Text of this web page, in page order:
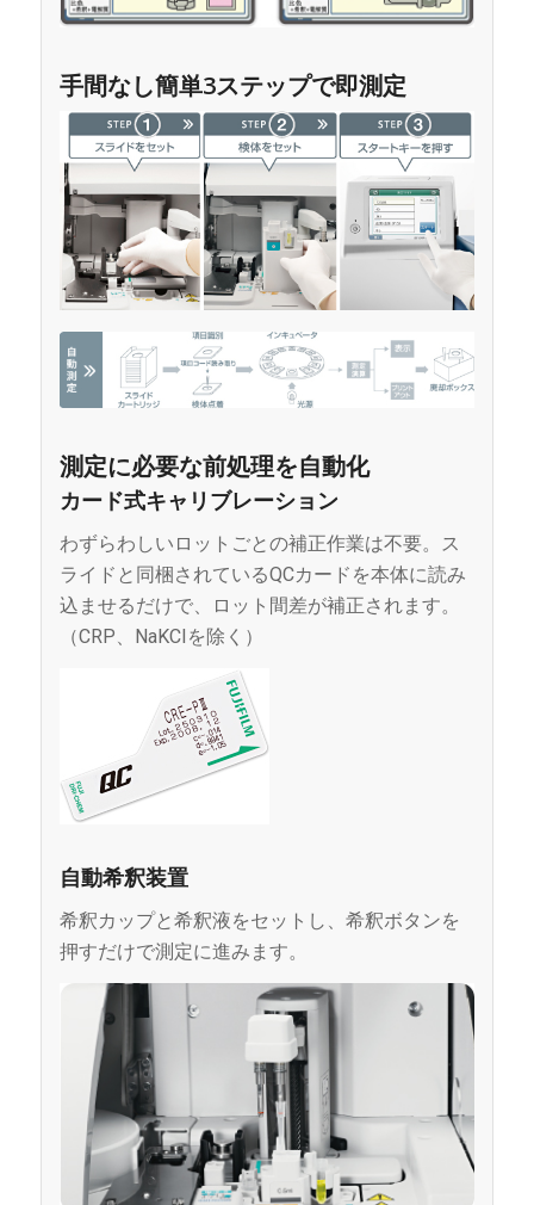
手間なし簡単3ステップで即測定
測定に必要な前処理を自動化
カード式キャリブレーション
わずらわしいロットごとの補正作業は不要。ス
ライドと同梱されているQCカードを本体に読み
込ませるだけで、ロット間差が補正されます。
（CRP、NaKCIを除く）
自動希釈装置
希釈カップと希釈液をセットし、希釈ボタンを
押すだけで測定に進みます。